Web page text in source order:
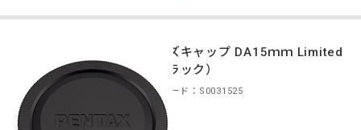
レンズキャップ DA15ｍｍ Limited
（ブラック）
商品コード：S0031525